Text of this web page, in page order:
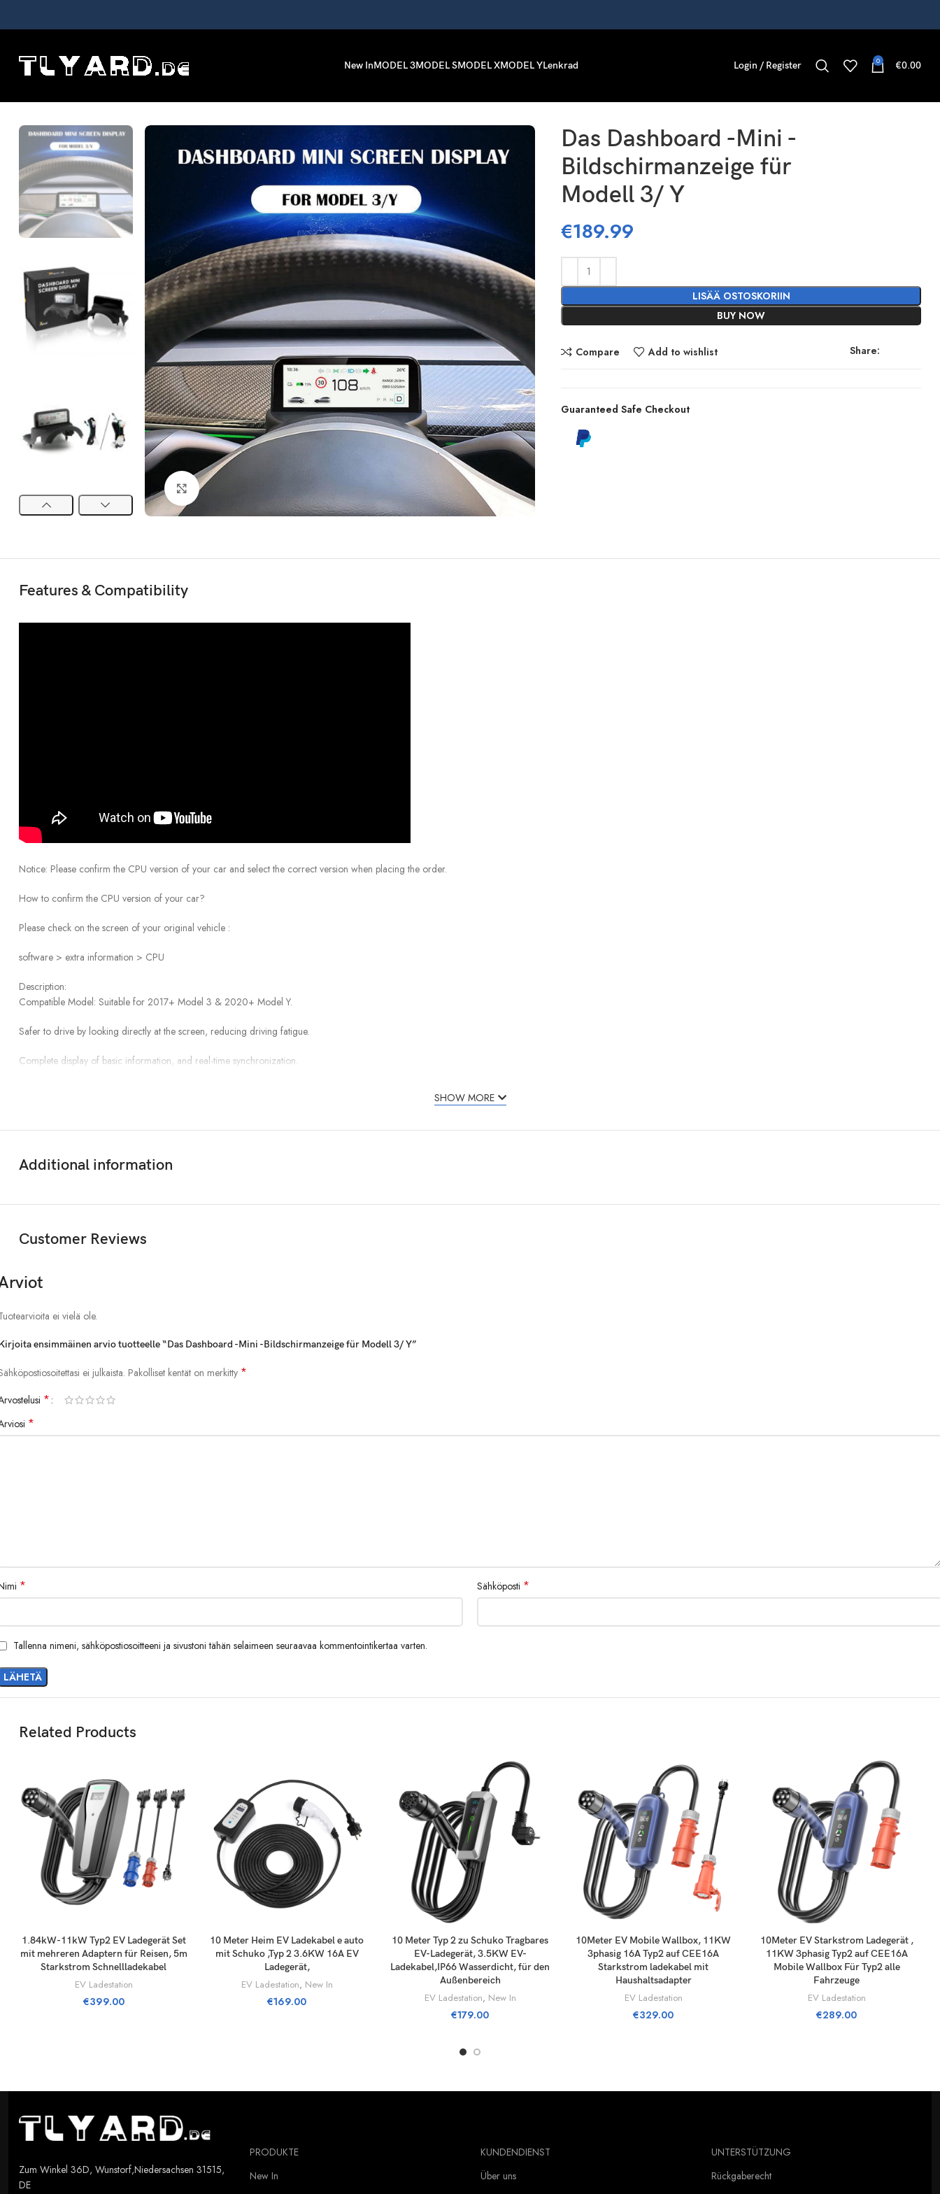
New InMODEL 3MODEL SMODEL XMODEL YLenkrad Login / Register 0 €0.00
Click to enlarge
Das Dashboard -Mini -
Bildschirmanzeige für
Modell 3/ Y
€189.99
LISÄÄ OSTOSKORIIN
BUY NOW
Compare Add to wishlist Share:
Guaranteed Safe Checkout
Features & Compatibility
Notice: Please confirm the CPU version of your car and select the correct version when placing the order.
How to confirm the CPU version of your car?
Please check on the screen of your original vehicle :
software > extra information > CPU
Description:
Compatible Model: Suitable for 2017+ Model 3 & 2020+ Model Y.
Safer to drive by looking directly at the screen, reducing driving fatigue.
Complete display of basic information, and real-time synchronization.
Function:
Speed Info（KM/H or MPH）
SHOW MORE
Additional information
Customer Reviews
ei vielä ole.
ensimmäinen arvio tuotteelle “Das Dashboard -Mini -Bildschirmanzeige für Modell 3/ Y”
ei julkaista. Pakolliset kentät on merkitty *
*
*
* Sähköposti *
Tallenna nimeni, sähköpostiosoitteeni ja sivustoni tähän selaimeen seuraavaa kommentointikertaa varten.
Related Products
LISÄÄ OSTOSKORIIN
1.84kW-11kW Typ2 EV Ladegerät Set
mit mehreren Adaptern für Reisen, 5m
Starkstrom Schnellladekabel
EV Ladestation
€399.00
LISÄÄ OSTOSKORIIN
10 Meter Heim EV Ladekabel e auto
mit Schuko ,Typ 2 3.6KW 16A EV
Ladegerät,
EV Ladestation, New In
€169.00
LISÄÄ OSTOSKORIIN
10 Meter Typ 2 zu Schuko Tragbares
EV-Ladegerät, 3.5KW EV-
Ladekabel,IP66 Wasserdicht, für den
Außenbereich
EV Ladestation, New In
€179.00
LISÄÄ OSTOSKORIIN
10Meter EV Mobile Wallbox, 11KW
3phasig 16A Typ2 auf CEE16A
Starkstrom ladekabel mit
Haushaltsadapter
EV Ladestation
€329.00
LISÄÄ OSTOSKORIIN
10Meter EV Starkstrom Ladegerät ,
11KW 3phasig Typ2 auf CEE16A
Mobile Wallbox Für Typ2 alle
Fahrzeuge
EV Ladestation
€289.00
Zum Winkel 36D, Wunstorf,Niedersachsen 31515,
DE
PRODUKTE
New In
KUNDENDIENST
Über uns
UNTERSTÜTZUNG
Rückgaberecht